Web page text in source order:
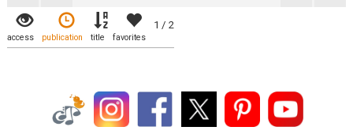
1 / 2
access publication title favorites